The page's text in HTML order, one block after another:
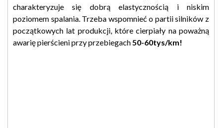
charakteryzuje się dobrą elastycznością i niskim
poziomem spalania. Trzeba wspomnieć o partii silników z
początkowych lat produkcji, które cierpiały na poważną
awarię pierścieni przy przebiegach 50-60tys/km!